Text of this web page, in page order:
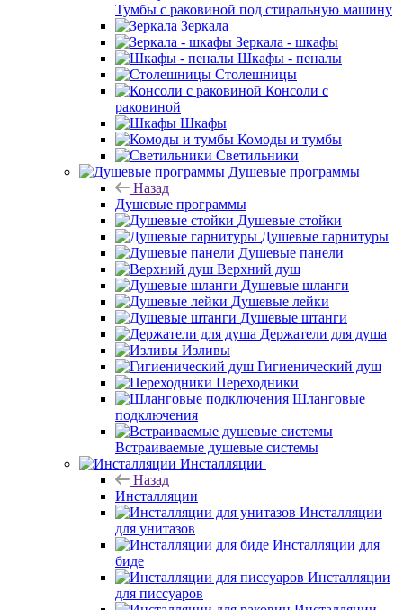
Тумбы с раковиной под стиральную машину
Зеркала
Зеркала - шкафы
Шкафы - пеналы
Столешницы
Консоли с
раковиной
Шкафы
Комоды и тумбы
Светильники
Душевые программы
Назад
Душевые программы
Душевые стойки
Душевые гарнитуры
Душевые панели
Верхний душ
Душевые шланги
Душевые лейки
Душевые штанги
Держатели для душа
Изливы
Гигиенический душ
Переходники
Шланговые
подключения
Встраиваемые душевые системы
Инсталляции
Назад
Инсталляции
Инсталляции
для унитазов
Инсталляции для
биде
Инсталляции
для писсуаров